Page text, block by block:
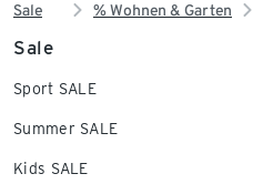
Sale % Wohnen & Garten
Sale
Sport SALE
Summer SALE
Kids SALE